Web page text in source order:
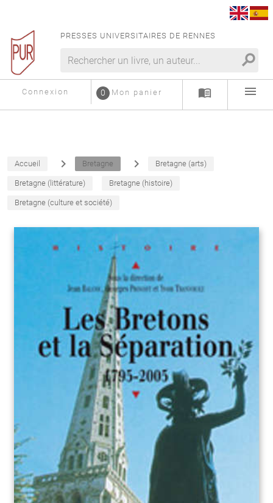
PRESSES UNIVERSITAIRES DE RENNES
search
Connexion Mon panier
0 menu_book menu
Accueil navigate_next Bretagne navigate_next Bretagne (arts)
Bretagne (littérature) Bretagne (histoire)
Bretagne (culture et société)